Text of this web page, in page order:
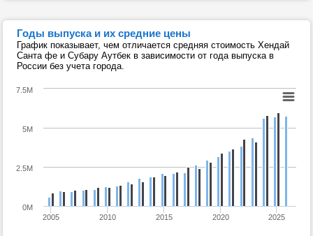
Годы выпуска и их средние цены
График показывает, чем отличается средняя стоимость Хендай
Санта фе и Субару Аутбек в зависимости от года выпуска в
России без учета города.
2005 2010 2015 2020 2025
0M
2.5M
5M
7.5M